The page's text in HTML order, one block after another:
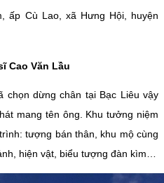
ấp Cù Lao, xã Hưng Hội, huyện
Cao Văn Lầu
chọn dừng chân tại Bạc Liêu vậy
mang tên ông. Khu tưởng niệm
tượng bán thân, khu mộ cùng
hiện vật, biểu tượng đàn kìm…